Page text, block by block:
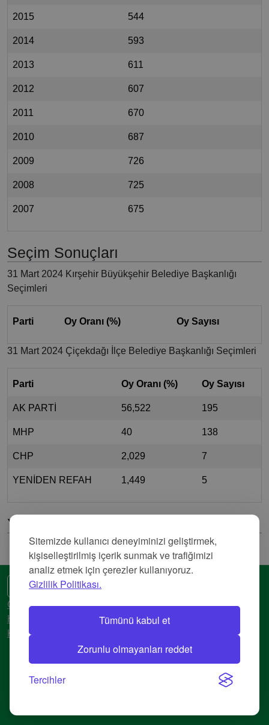
Sitemizde kullanıcı deneyiminizi geliştirmek,
kişiselleştirilmiş içerik sunmak ve trafiğimizi
analiz etmek için çerezler kullanıyoruz.
Gizlilik Politikası.
Tümünü kabul et
Zorunlu olmayanları reddet
Tercihler
2015 544
2014 593
2013 611
2012 607
2011 670
2010 687
2009 726
2008 725
2007 675
Seçim Sonuçları
31 Mart 2024 Kırşehir Büyükşehir Belediye Başkanlığı
Seçimleri
Parti Oy Oranı (%) Oy Sayısı
31 Mart 2024 Çiçekdağı İlçe Belediye Başkanlığı Seçimleri
Parti Oy Oranı (%) Oy Sayısı
AK PARTİ 56,522 195
MHP 40 138
CHP 2,029 7
YENİDEN REFAH 1,449 5
Yorumlar
🌍 Başka bir dil
Gizlilik Politikası
Hizmet Şartları
Künye
© 2018-2026 AtlasBig.com